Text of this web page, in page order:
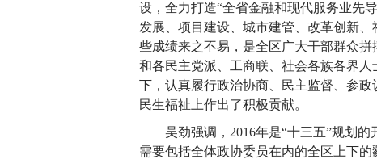
设，全力打造“全省金融和现代服务业先
发展、项目建设、城市建管、改革创新
些成绩来之不易，是全区广大干部群众
和各民主党派、工商联、社会各族各界
下，认真履行政治协商、民主监督、参
民生福祉上作出了积极贡献。
吴劲强调，2016年是“十三五”规划
需要包括全体政协委员在内的全区上下